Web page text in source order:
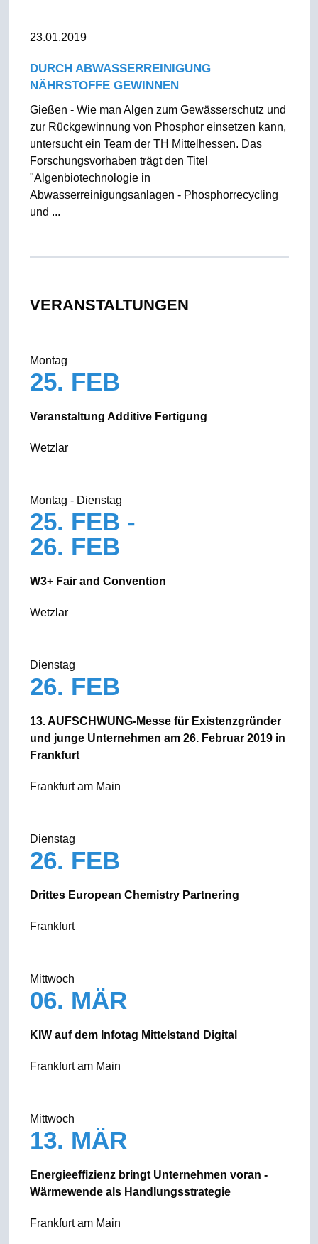
23.01.2019
DURCH ABWASSERREINIGUNG
NÄHRSTOFFE GEWINNEN
Gießen - Wie man Algen zum Gewässerschutz und
zur Rückgewinnung von Phosphor einsetzen kann,
untersucht ein Team der TH Mittelhessen. Das
Forschungsvorhaben trägt den Titel
"Algenbiotechnologie in
Abwasserreinigungsanlagen - Phosphorrecycling
und ...
VERANSTALTUNGEN
Montag
25. FEB
Veranstaltung Additive Fertigung
Wetzlar
Montag - Dienstag
25. FEB -
26. FEB
W3+ Fair and Convention
Wetzlar
Dienstag
26. FEB
13. AUFSCHWUNG-Messe für Existenzgründer
und junge Unternehmen am 26. Februar 2019 in
Frankfurt
Frankfurt am Main
Dienstag
26. FEB
Drittes European Chemistry Partnering
Frankfurt
Mittwoch
06. MÄR
KIW auf dem Infotag Mittelstand Digital
Frankfurt am Main
Mittwoch
13. MÄR
Energieeffizienz bringt Unternehmen voran -
Wärmewende als Handlungsstrategie
Frankfurt am Main